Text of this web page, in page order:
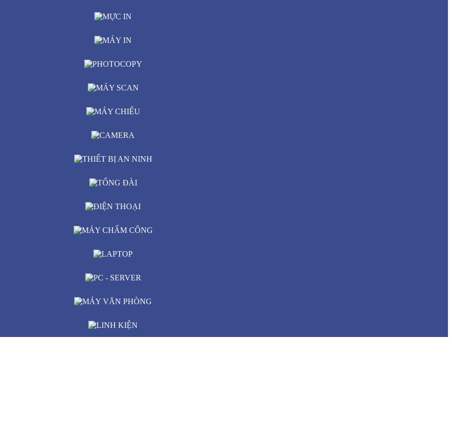
MÁY HỦY GIẤY
MỰC IN
PHOTOCOPY
MÁY SCAN
MÁY CHIẾU
CAMERA
THIẾT BỊ AN NINH
TỔNG ĐÀI
ĐIỆN THOẠI
MÁY CHẤM CÔNG
PC - SERVER
MÁY VĂN PHÒNG